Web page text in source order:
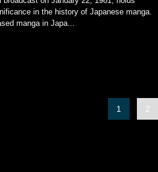
in the history of Japanese manga.
manga in Japa...
1 2